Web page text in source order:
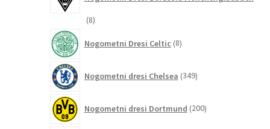
88
Nogometni Dresi Celtic 8izdelkov
Nogometni dresi Chelsea 349izdelkov
Nogometni dresi Dortmund 200izdelkov